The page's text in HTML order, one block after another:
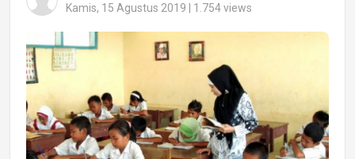
Kamis, 15 Agustus 2019 | 1.754 views